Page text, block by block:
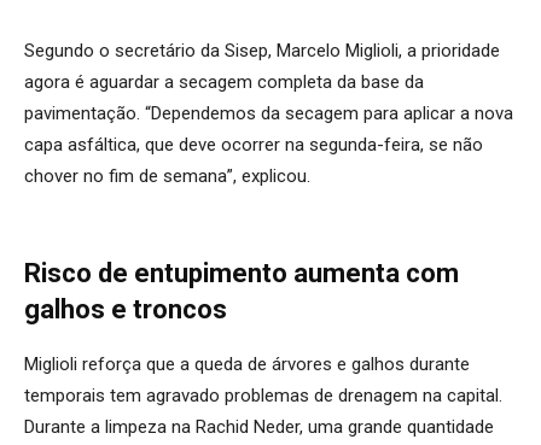
Segundo o secretário da Sisep, Marcelo Miglioli, a prioridade
agora é aguardar a secagem completa da base da
pavimentação. “Dependemos da secagem para aplicar a nova
capa asfáltica, que deve ocorrer na segunda-feira, se não
chover no fim de semana”, explicou.
Risco de entupimento aumenta com
galhos e troncos
Miglioli reforça que a queda de árvores e galhos durante
temporais tem agravado problemas de drenagem na capital.
Durante a limpeza na Rachid Neder, uma grande quantidade